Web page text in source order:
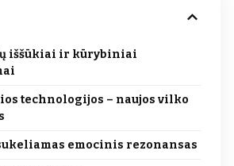
iššūkiai ir kūrybiniai
technologijos – naujos vilko
emocinis rezonansas